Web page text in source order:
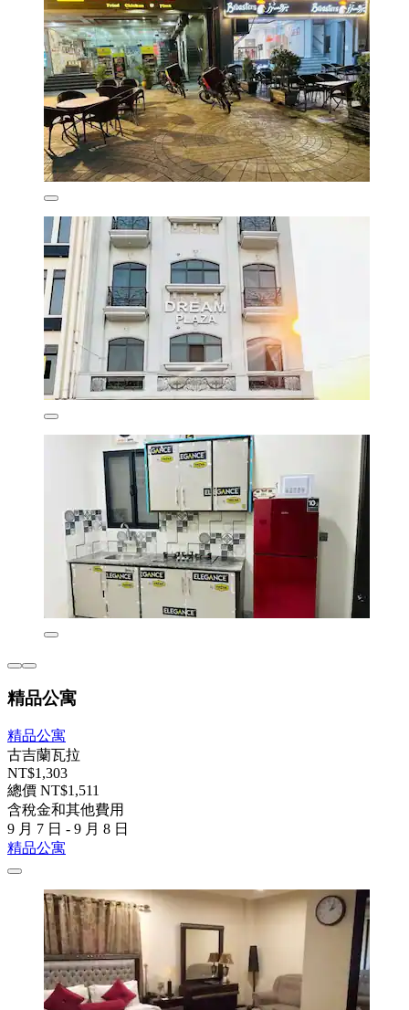
精品公寓
精品公寓
古吉蘭瓦拉
NT$1,303
總價 NT$1,511
含稅金和其他費用
9 月 7 日 - 9 月 8 日
精品公寓